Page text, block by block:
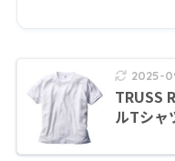
2025-
TRUSS
ルTシャ